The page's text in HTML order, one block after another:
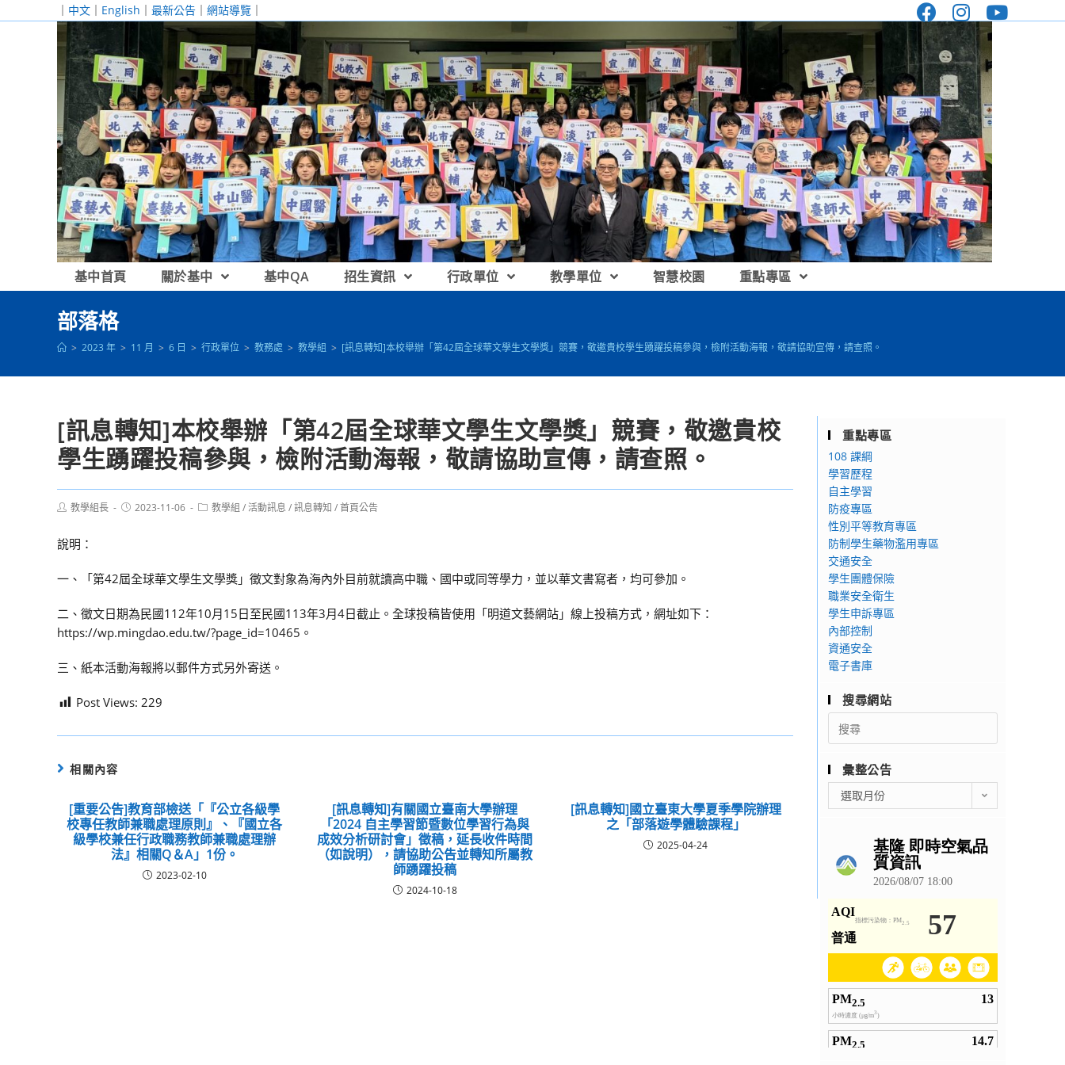
｜ 中文 ｜ English ｜ 最新公告 ｜ 網站導覽 ｜
基中首頁 關於基中 基中QA 招生資訊 行政單位 教學單位 智慧校園 重點專區
部落格
> 2023 年 > 11 月 > 6 日 > 行政單位 > 教務處 > 教學組 > [訊息轉知]本校舉辦「第42屆全球華文學生文學獎」競賽，敬邀貴校學生踴躍投稿參與，檢附活動海報，敬請協助宣傳，請查照。
[訊息轉知]本校舉辦「第42屆全球華文學生文學獎」競賽，敬邀貴校
學生踴躍投稿參與，檢附活動海報，敬請協助宣傳，請查照。
Post教學組長
Post2023-11-06
Post教學組 /活動訊息 /訊息轉知 /首頁公告
說明：
一、「第42屆全球華文學生文學獎」徵文對象為海內外目前就讀高中職、國中或同等學力，並以華文書寫者，均可參加。
二、徵文日期為民國112年10月15日至民國113年3月4日截止。全球投稿皆使用「明道文藝網站」線上投稿方式，網址如下：
https://wp.mingdao.edu.tw/?page_id=10465。
三、紙本活動海報將以郵件方式另外寄送。
Post Views: 229
相關內容
[重要公告]教育部檢送「『公立各級學
校專任教師兼職處理原則』、『國立各
級學校兼任行政職務教師兼職處理辦
法』相關Q＆A」1份。
2023-02-10
[訊息轉知]有關國立臺南大學辦理
「2024 自主學習節暨數位學習行為與
成效分析研討會」徵稿，延長收件時間
（如說明），請協助公告並轉知所屬教
師踴躍投稿
2024-10-18
[訊息轉知]國立臺東大學夏季學院辦理
之「部落遊學體驗課程」
2025-04-24
重點專區
108 課綱
學習歷程
自主學習
防疫專區
性別平等教育專區
防制學生藥物濫用專區
交通安全
學生團體保險
職業安全衛生
學生申訴專區
內部控制
資通安全
電子書庫
搜尋網站
Search
for:
彙整公告
整
選取月份